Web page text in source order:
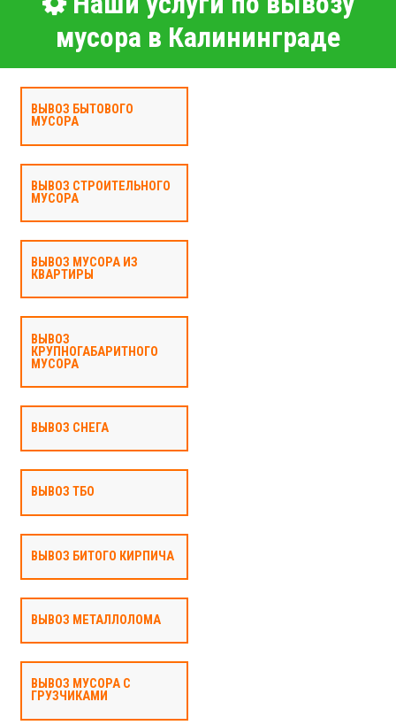
мусора в Калининграде
ВЫВОЗ БЫТОВОГО
МУСОРА
ВЫВОЗ СТРОИТЕЛЬНОГО
МУСОРА
ВЫВОЗ МУСОРА ИЗ
КВАРТИРЫ
ВЫВОЗ
КРУПНОГАБАРИТНОГО
МУСОРА
ВЫВОЗ СНЕГА
ВЫВОЗ ТБО
ВЫВОЗ БИТОГО КИРПИЧА
ВЫВОЗ МЕТАЛЛОЛОМА
ВЫВОЗ МУСОРА С
ГРУЗЧИКАМИ